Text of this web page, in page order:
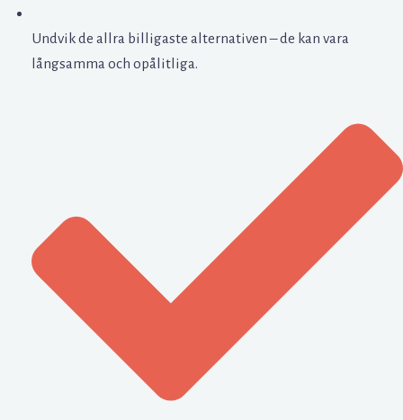
Undvik de allra billigaste alternativen – de kan vara
långsamma och opålitliga.